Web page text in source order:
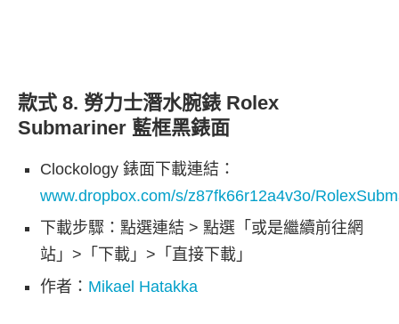
款式 8. 勞力士潛水腕錶 Rolex
Submariner 藍框黑錶面
Clockology 錶面下載連結：
www.dropbox.com/s/z87fk66r12a4v3o/
下載步驟：點選連結 > 點選「或是繼續前往網
站」>「下載」>「直接下載」
作者： Mikael Hatakka